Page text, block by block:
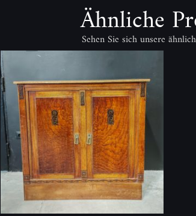
Ähnliche
Sehen Sie sich unsere